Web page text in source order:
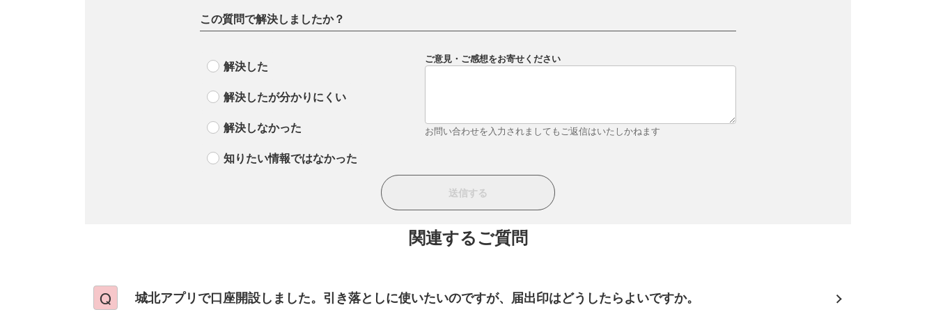
この質問で解決しましたか？
解決した
解決したが分かりにくい
解決しなかった
知りたい情報ではなかった
ご意見・ご感想をお寄せください
お問い合わせを入力されましてもご返信はいたしかねます
関連するご質問
城北アプリで口座開設しました。引き落としに使いたいのですが、届出印はどうしたらよいですか。